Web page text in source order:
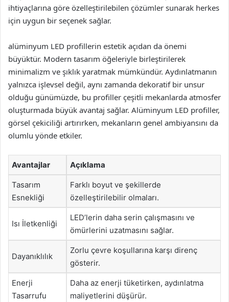
ihtiyaçlarına göre özelleştirilebilen çözümler sunarak herkes
için uygun bir seçenek sağlar.
alüminyum LED profillerin estetik açıdan da önemi
büyüktür. Modern tasarım öğeleriyle birleştirilerek
minimalizm ve şıklık yaratmak mümkündür. Aydınlatmanın
yalnızca işlevsel değil, aynı zamanda dekoratif bir unsur
olduğu günümüzde, bu profiller çeşitli mekanlarda atmosfer
oluşturmada büyük avantaj sağlar. Alüminyum LED profiller,
görsel çekiciliği artırırken, mekanların genel ambiyansını da
olumlu yönde etkiler.
Avantajlar Açıklama
Tasarım
Esnekliği
Farklı boyut ve şekillerde
özelleştirilebilir olmaları.
Isı İletkenliği
LED’lerin daha serin çalışmasını ve
ömürlerini uzatmasını sağlar.
Dayanıklılık
Zorlu çevre koşullarına karşı direnç
gösterir.
Enerji
Tasarrufu
Daha az enerji tüketirken, aydınlatma
maliyetlerini düşürür.